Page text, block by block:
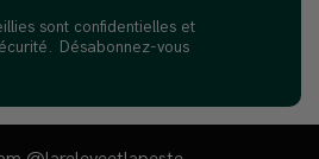
sont confidentielles et
Désabonnez-vous